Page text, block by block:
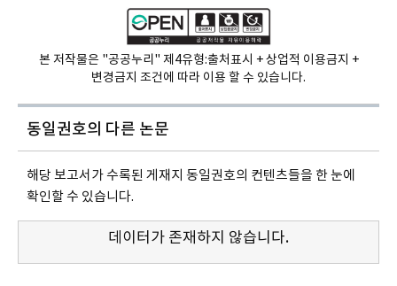
본 저작물은 "공공누리" 제4유형:출처표시 + 상업적 이용금지 +
변경금지 조건에 따라 이용 할 수 있습니다.
동일권호의 다른 논문
해당 보고서가 수록된 게재지 동일권호의 컨텐츠들을 한 눈에
확인할 수 있습니다.
데이터가 존재하지 않습니다.